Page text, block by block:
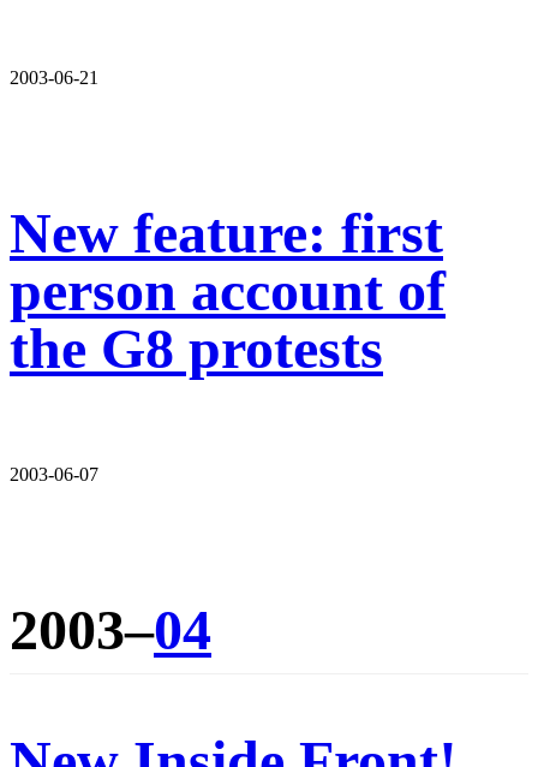
2003-06-21
New feature: first
person account of
the G8 protests
2003-06-07
2003–04